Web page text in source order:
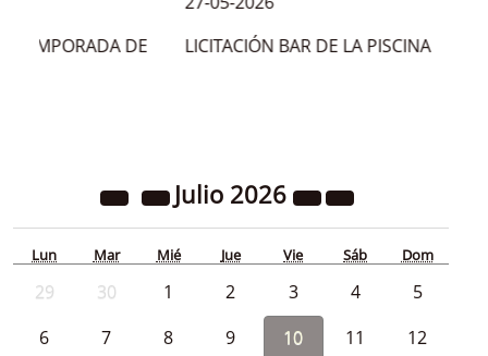
TEMPORADA DE
27-05-2026
LICITACIÓN BAR DE LA PISCINA
Julio 2026
Lun Mar Mié Jue Vie Sáb Dom
29 30 1 2 3 4
5
6
7 8 9 10 11
12